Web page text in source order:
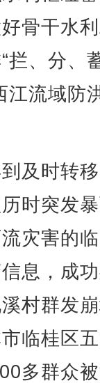
骨干水
拦、分、
江流域防
及时转
时突发
灾害的
息，成
村群发
临桂区
多群众